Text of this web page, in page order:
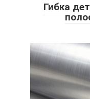
Гибка